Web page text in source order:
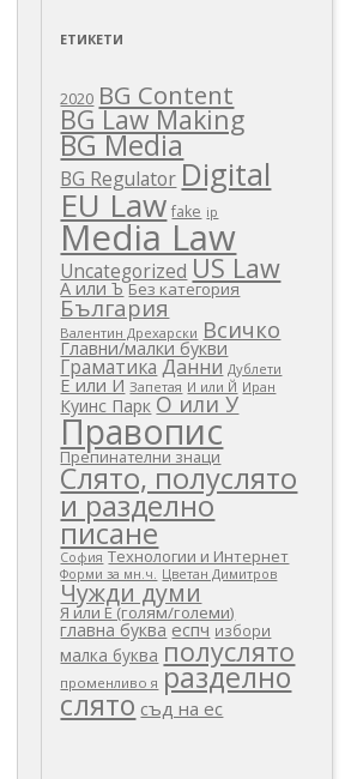
ЕТИКЕТИ
2020 BG Content
BG Law Making
BG Media
BG Regulator Digital
EU Law fake ip
Media Law
Uncategorized US Law
А или Ъ Без категория
България
Валентин Дрехарски Всичко
Главни/малки букви
Граматика Данни Дублети
Е или И Запетая И или Й Иран
Куинс Парк О или У
Правопис
Препинателни знаци
Слято, полуслято
и разделно
писане
София Технологии и Интернет
Форми за мн.ч. Цветан Димитров
Чужди думи
Я или Е (голям/големи)
главна буква еспч избори
малка буква полуслято
променливо я разделно
слято съд на ес